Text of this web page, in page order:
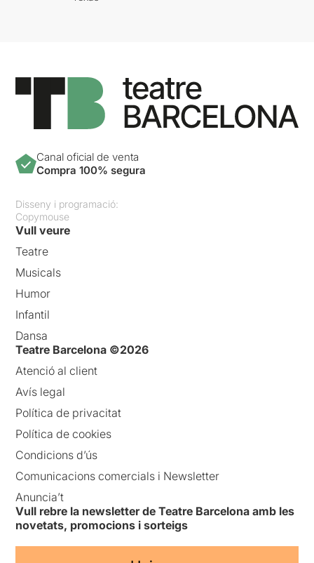
Canal oficial de venta
Compra 100% segura
Disseny i programació:
Copymouse
Vull veure
Teatre
Musicals
Humor
Infantil
Dansa
Teatre Barcelona ©2026
Atenció al client
Avís legal
Política de privacitat
Política de cookies
Condicions d’ús
Comunicacions comercials i Newsletter
Anuncia’t
Vull rebre la newsletter de Teatre Barcelona amb les
novetats, promocions i sorteigs